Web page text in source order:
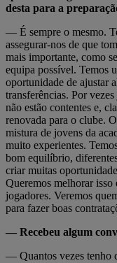
desta para a
— É sempre o mesmo.
assegurar-nos de que
mais importante, como
equipa possível. Temos
oportunidade de ajustar
transferências. Por
não estão contentes e,
renovada para o clube.
mistura de jovens da
muito experientes.
bom equilíbrio,
criar muitas
Queremos melhorar isso
jogadores. Veremos
para fazer boas
— Recebeu algum
— Quantos vezes tenho